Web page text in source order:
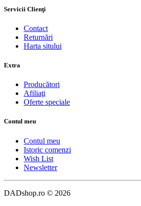
Servicii Clienţi
Contact
Returnări
Harta sitului
Extra
Producători
Afiliaţi
Oferte speciale
Contul meu
Contul meu
Istoric comenzi
Wish List
Newsletter
DADshop.ro © 2026